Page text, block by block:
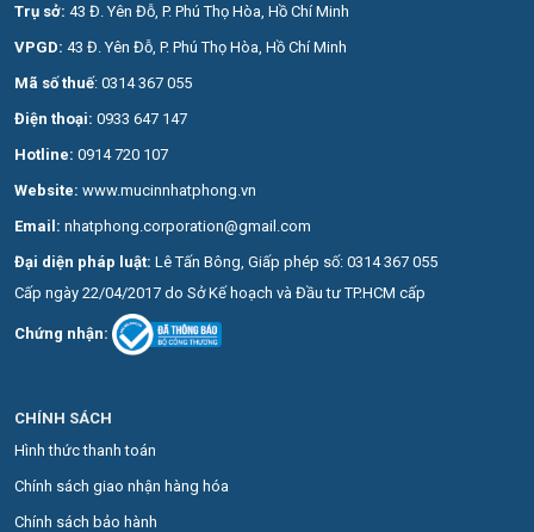
Trụ sở: 43 Đ. Yên Đỗ, P. Phú Thọ Hòa, Hồ Chí Minh
VPGD: 43 Đ. Yên Đỗ, P. Phú Thọ Hòa, Hồ Chí Minh
Mã số thuế: 0314 367 055
Điện thoại: 0933 647 147
Hotline: 0914 720 107
Website: www.mucinnhatphong.vn
Email: nhatphong.corporation@gmail.com
Đại diện pháp luật: Lê Tấn Bông, Giấp phép số: 0314 367 055
Cấp ngày 22/04/2017 do Sở Kế hoạch và Đầu tư TP.HCM cấp
Chứng nhận:
CHÍNH SÁCH
Hình thức thanh toán
Chính sách giao nhận hàng hóa
Chính sách bảo hành